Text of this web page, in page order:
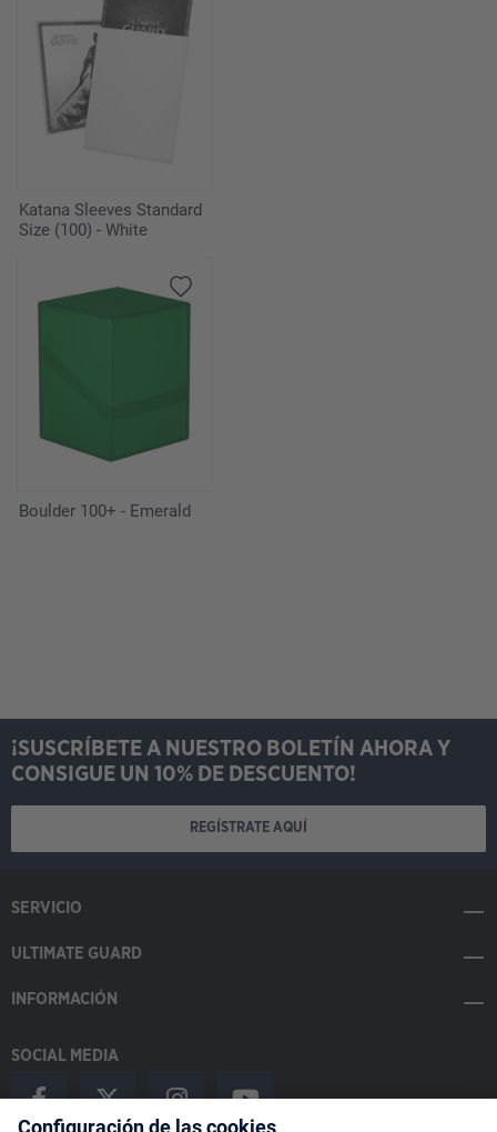
Katana Sleeves Standard
Size (100) - White
Boulder 100+ - Emerald
¡SUSCRÍBETE A NUESTRO BOLETÍN AHORA Y
CONSIGUE UN 10% DE DESCUENTO!
REGÍSTRATE AQUÍ
SERVICIO
ULTIMATE GUARD
INFORMACIÓN
SOCIAL MEDIA